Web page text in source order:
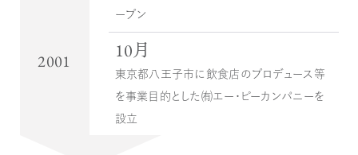
ープン
2001 10月
東京都八王子市に飲食店のプロデュース等
を事業目的とした㈲エー・ピーカンパニーを
設立